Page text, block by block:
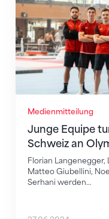
Medienmitteilung
Junge Equipe
Schweiz an
Florian Langenegger,
Matteo Giubellini,
Serhani werden…